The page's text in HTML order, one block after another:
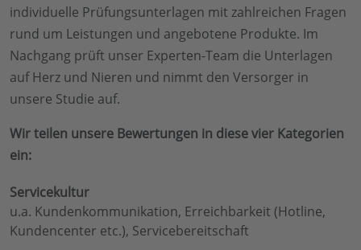
individuelle Prüfungsunterlagen mit zahlreichen Fragen
rund um Leistungen und angebotene Produkte. Im
Nachgang prüft unser Experten-Team die Unterlagen
auf Herz und Nieren und nimmt den Versorger in
unsere Studie auf.
Wir teilen unsere Bewertungen in diese vier Kategorien
ein:
Servicekultur
u.a. Kundenkommunikation, Erreichbarkeit (Hotline,
Kundencenter etc.), Servicebereitschaft